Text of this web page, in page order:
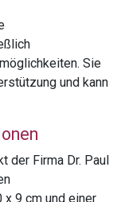
Sie
und kann
der Firma Dr. Paul
9 cm und einer